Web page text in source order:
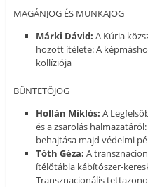
MAGÁNJOG ÉS MUNKAJOG
Márki Dávid: A Kúria
hozott ítélete: A
kollíziója
BÜNTETŐJOG
Hollán Miklós: A
és a zsarolás
behajtása majd védelmi
Tóth Géza: A
ítélőtábla kábítószer-
Transznacionális